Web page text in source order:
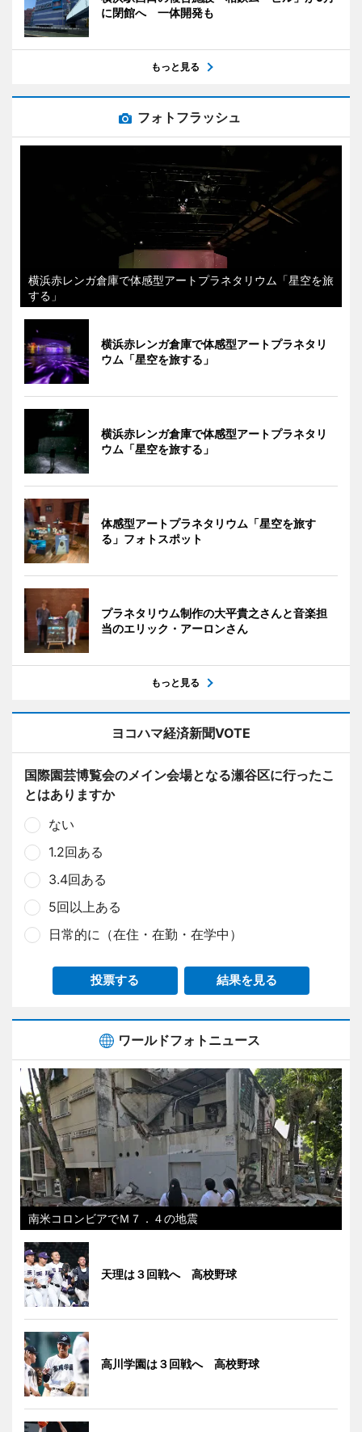
に閉館へ 一体開発も
もっと見る
フォトフラッシュ
横浜赤レンガ倉庫で体感型アートプラネタリウム「星空を旅
する」
横浜赤レンガ倉庫で体感型アートプラネタリ
ウム「星空を旅する」
横浜赤レンガ倉庫で体感型アートプラネタリ
ウム「星空を旅する」
体感型アートプラネタリウム「星空を旅す
る」フォトスポット
プラネタリウム制作の大平貴之さんと音楽担
当のエリック・アーロンさん
もっと見る
ヨコハマ経済新聞VOTE
国際園芸博覧会のメイン会場となる瀬谷区に行ったこ
とはありますか
ない
1.2回ある
3.4回ある
5回以上ある
日常的に（在住・在勤・在学中）
投票する 結果を見る
ワールドフォトニュース
南米コロンビアでＭ７．４の地震
天理は３回戦へ 高校野球
高川学園は３回戦へ 高校野球